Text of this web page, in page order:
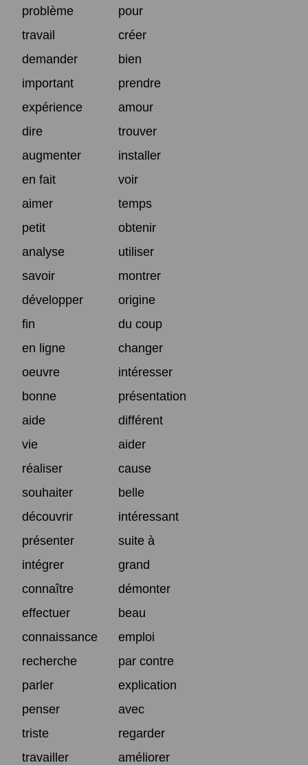
problème
pour
travail
créer
demander
bien
important
prendre
expérience
amour
dire
trouver
augmenter
installer
en fait
voir
aimer
temps
petit
obtenir
analyse
utiliser
savoir
montrer
développer
origine
fin
du coup
en ligne
changer
oeuvre
intéresser
bonne
présentation
aide
différent
vie
aider
réaliser
cause
souhaiter
belle
découvrir
intéressant
présenter
suite à
intégrer
grand
connaître
démonter
effectuer
beau
connaissance
emploi
recherche
par contre
parler
explication
penser
avec
triste
regarder
travailler
améliorer